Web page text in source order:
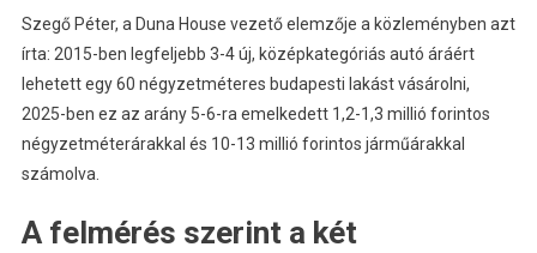
Szegő Péter, a Duna House vezető elemzője a közleményben azt
írta: 2015-ben legfeljebb 3-4 új, középkategóriás autó áráért
lehetett egy 60 négyzetméteres budapesti lakást vásárolni,
2025-ben ez az arány 5-6-ra emelkedett 1,2-1,3 millió forintos
négyzetméterárakkal és 10-13 millió forintos járműárakkal
számolva.
A felmérés szerint a két